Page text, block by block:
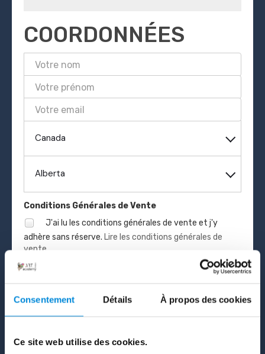
Consentement Détails À propos des cookies
Ce site web utilise des cookies.
COORDONNÉES
Canada
Alberta
Conditions Générales de Vente
J'ai lu les conditions générales de vente et j'y
adhère sans réserve. Lire les conditions générales de
vente
MOYEN DE
PAIEMENT